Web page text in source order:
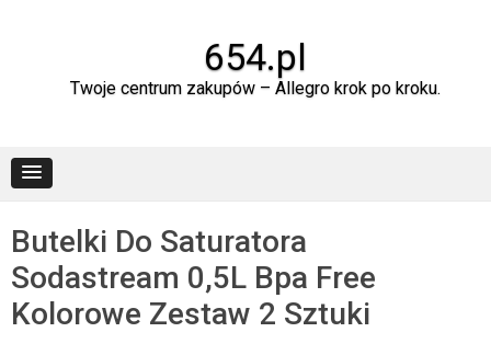
654.pl
Twoje centrum zakupów – Allegro krok po kroku.
Butelki Do Saturatora
Sodastream 0,5L Bpa Free
Kolorowe Zestaw 2 Sztuki